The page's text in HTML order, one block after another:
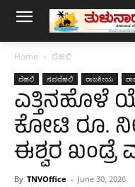
Home ದೆಹಲಿ
ದೆಹಲಿ ನವದೆಹಲಿ ರಾಜಕೀಯ
ಎತ್ತಿನಹೊಳೆ
ಕೋಟಿ ರೂ.
ಈಶ್ವರ
By TNVOffice - June 30, 2026